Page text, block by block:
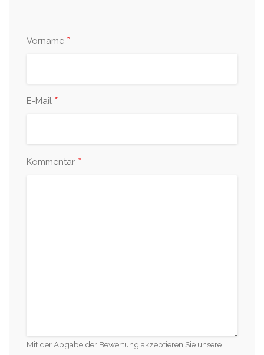
Vorname *
E-Mail *
Kommentar *
Mit der Abgabe der Bewertung akzeptieren Sie unsere